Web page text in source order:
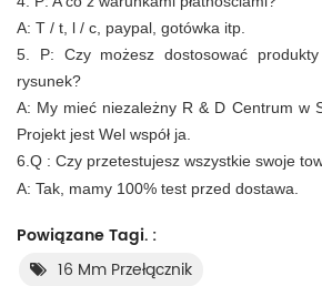
A: T / t, l / c, paypal, gotówka itp.
5. P: Czy możesz dostosować
rysunek?
A: My mieć niezależny R & D Centrum w
Projekt jest Wel współ ja.
6.Q : Czy przetestujesz wszystkie swoje
A: Tak, mamy 100% test przed dostawa.
Powiązane Tagi. :
16 Mm Przełącznik